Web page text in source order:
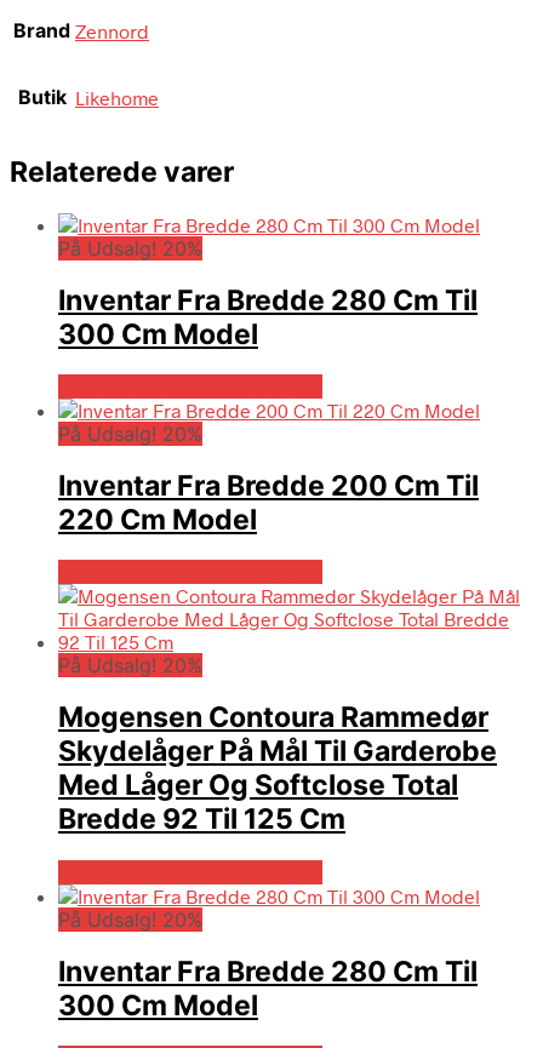
Brand Zennord
Butik Likehome
Relaterede varer
På Udsalg! 20%
Inventar Fra Bredde 280 Cm Til
300 Cm Model
På Udsalg! 20%
Inventar Fra Bredde 200 Cm Til
220 Cm Model
På Udsalg! 20%
Mogensen Contoura Rammedør
Skydelåger På Mål Til Garderobe
Med Låger Og Softclose Total
Bredde 92 Til 125 Cm
På Udsalg! 20%
Inventar Fra Bredde 280 Cm Til
300 Cm Model